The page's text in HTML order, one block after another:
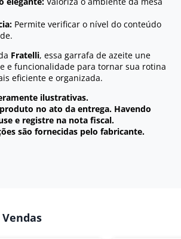
Permite verificar o nível do conteúdo
Fratelli, essa garrafa de azeite une
e funcionalidade para tornar sua rotina
eficiente e organizada.
ilustrativas.
no ato da entrega. Havendo
e registre na nota fiscal.
são fornecidas pelo fabricante.